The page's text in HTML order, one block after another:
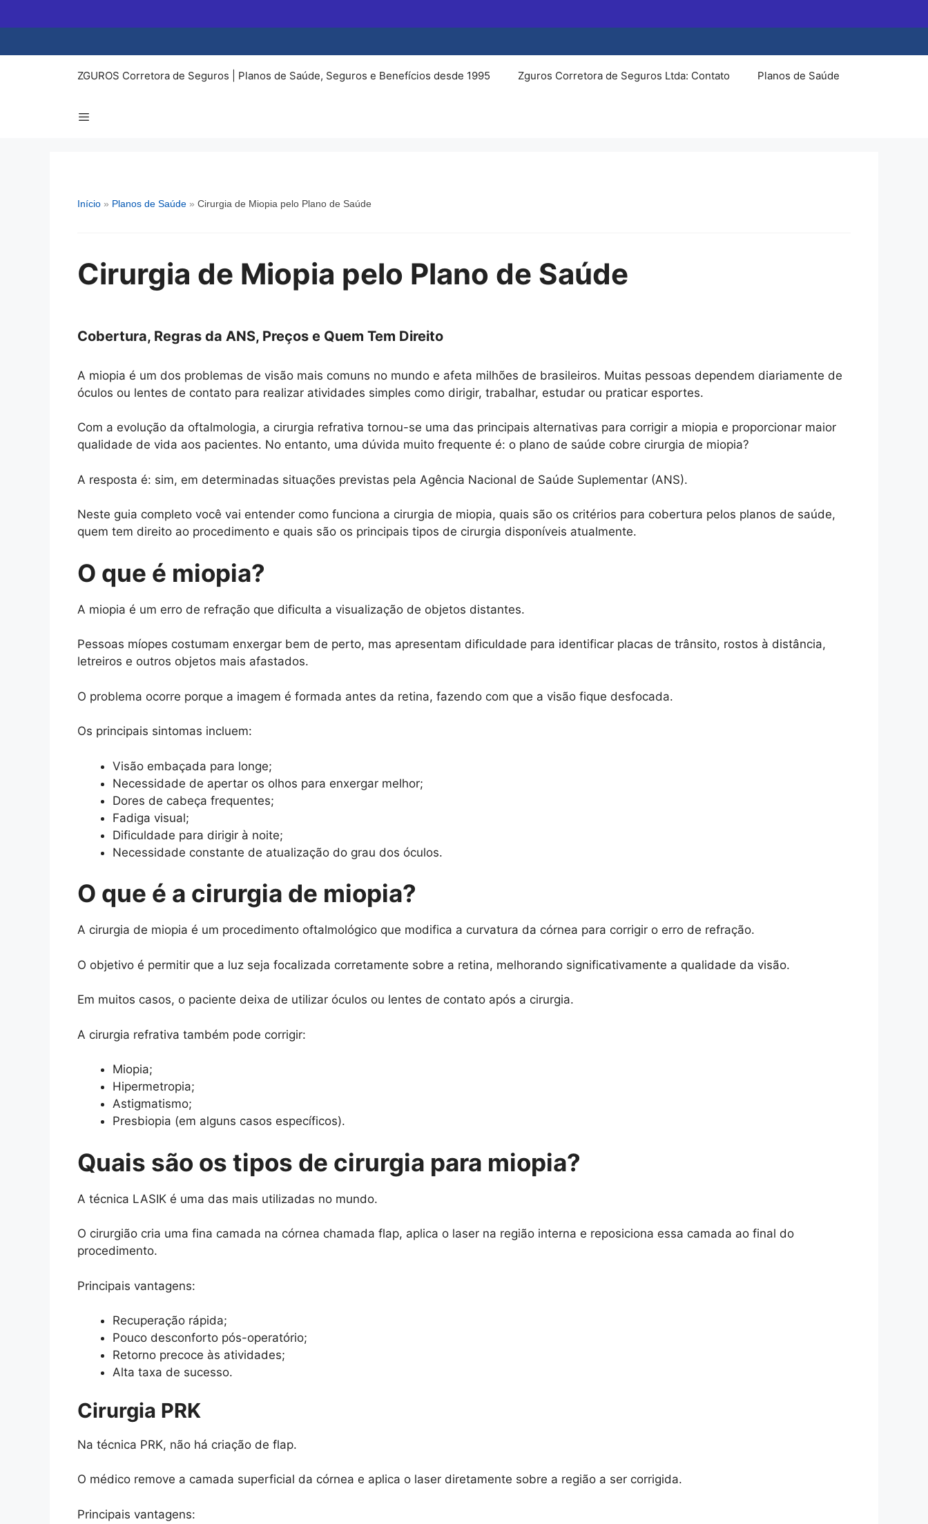
para
conteúdo
ZGUROS Corretora de Seguros | Planos de Saúde, Seguros e Benefícios desde 1995 Zguros Corretora de Seguros Ltda: Contato Planos de Saúde
Início » Planos de Saúde » Cirurgia de Miopia pelo Plano de Saúde
Cirurgia de Miopia pelo Plano de Saúde
Cobertura, Regras da ANS, Preços e Quem Tem Direito
A miopia é um dos problemas de visão mais comuns no mundo e afeta milhões de brasileiros. Muitas pessoas dependem diariamente de
óculos ou lentes de contato para realizar atividades simples como dirigir, trabalhar, estudar ou praticar esportes.
Com a evolução da oftalmologia, a cirurgia refrativa tornou-se uma das principais alternativas para corrigir a miopia e proporcionar maior
qualidade de vida aos pacientes. No entanto, uma dúvida muito frequente é: o plano de saúde cobre cirurgia de miopia?
A resposta é: sim, em determinadas situações previstas pela Agência Nacional de Saúde Suplementar (ANS).
Neste guia completo você vai entender como funciona a cirurgia de miopia, quais são os critérios para cobertura pelos planos de saúde,
quem tem direito ao procedimento e quais são os principais tipos de cirurgia disponíveis atualmente.
O que é miopia?
A miopia é um erro de refração que dificulta a visualização de objetos distantes.
Pessoas míopes costumam enxergar bem de perto, mas apresentam dificuldade para identificar placas de trânsito, rostos à distância,
letreiros e outros objetos mais afastados.
O problema ocorre porque a imagem é formada antes da retina, fazendo com que a visão fique desfocada.
Os principais sintomas incluem:
Visão embaçada para longe;
Necessidade de apertar os olhos para enxergar melhor;
Dores de cabeça frequentes;
Fadiga visual;
Dificuldade para dirigir à noite;
Necessidade constante de atualização do grau dos óculos.
O que é a cirurgia de miopia?
A cirurgia de miopia é um procedimento oftalmológico que modifica a curvatura da córnea para corrigir o erro de refração.
O objetivo é permitir que a luz seja focalizada corretamente sobre a retina, melhorando significativamente a qualidade da visão.
Em muitos casos, o paciente deixa de utilizar óculos ou lentes de contato após a cirurgia.
A cirurgia refrativa também pode corrigir:
Miopia;
Hipermetropia;
Astigmatismo;
Presbiopia (em alguns casos específicos).
Quais são os tipos de cirurgia para miopia?
A técnica LASIK é uma das mais utilizadas no mundo.
O cirurgião cria uma fina camada na córnea chamada flap, aplica o laser na região interna e reposiciona essa camada ao final do
procedimento.
Principais vantagens:
Recuperação rápida;
Pouco desconforto pós-operatório;
Retorno precoce às atividades;
Alta taxa de sucesso.
Cirurgia PRK
Na técnica PRK, não há criação de flap.
O médico remove a camada superficial da córnea e aplica o laser diretamente sobre a região a ser corrigida.
Principais vantagens: